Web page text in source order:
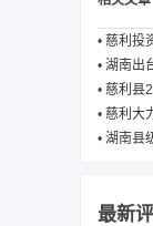
• 慈利投
• 湖南出
• 慈利县
• 慈利大
• 湖南县
最新